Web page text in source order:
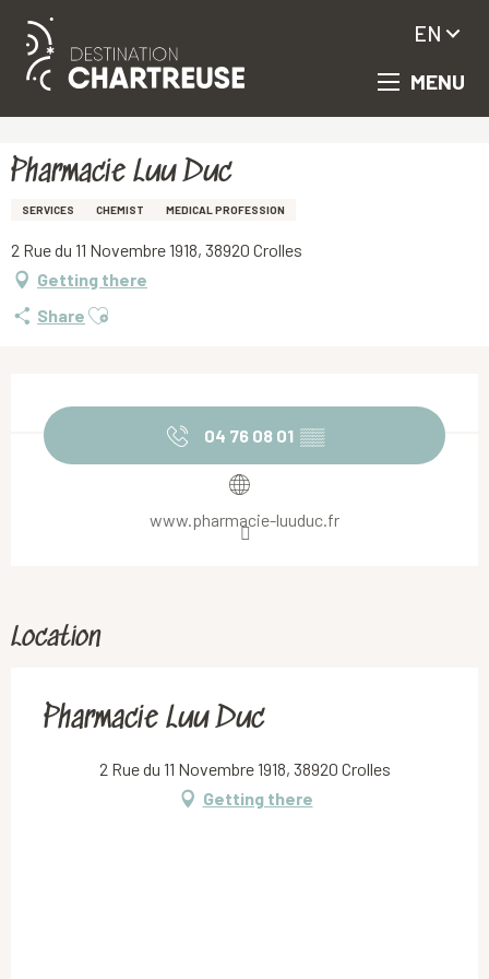
Aller
principal
MENU
EN
Pharmacie Luu Duc
SERVICES CHEMIST MEDICAL PROFESSION
2 Rue du 11 Novembre 1918, 38920 Crolles
Getting there
Share Ajouter aux favoris
04 76 08 01 ▒▒
www.pharmacie-luuduc.fr
Location
Pharmacie Luu Duc
2 Rue du 11 Novembre 1918, 38920 Crolles
Getting there